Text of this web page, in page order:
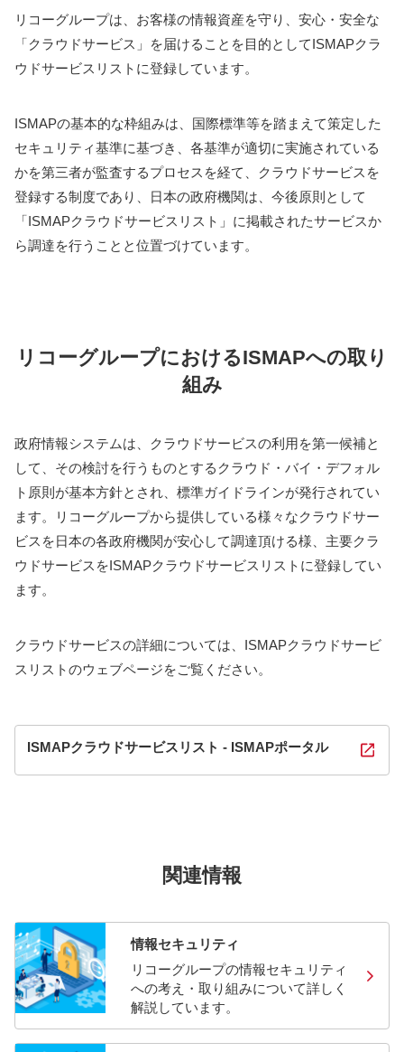
リコーグループは、お客様の情報資産を守り、安心・安全な
「クラウドサービス」を届けることを目的としてISMAPクラ
ウドサービスリストに登録しています。
ISMAPの基本的な枠組みは、国際標準等を踏まえて策定した
セキュリティ基準に基づき、各基準が適切に実施されている
かを第三者が監査するプロセスを経て、クラウドサービスを
登録する制度であり、日本の政府機関は、今後原則として
「ISMAPクラウドサービスリスト」に掲載されたサービスか
ら調達を行うことと位置づけています。
リコーグループにおけるISMAPへの取り
組み
政府情報システムは、クラウドサービスの利用を第一候補と
して、その検討を行うものとするクラウド・バイ・デフォル
ト原則が基本方針とされ、標準ガイドラインが発行されてい
ます。リコーグループから提供している様々なクラウドサー
ビスを日本の各政府機関が安心して調達頂ける様、主要クラ
ウドサービスをISMAPクラウドサービスリストに登録してい
ます。
クラウドサービスの詳細については、ISMAPクラウドサービ
スリストのウェブページをご覧ください。
ISMAPクラウドサービスリスト - ISMAPポータル
関連情報
情報セキュリティ
リコーグループの情報セキュリティ
への考え・取り組みについて詳しく
解説しています。